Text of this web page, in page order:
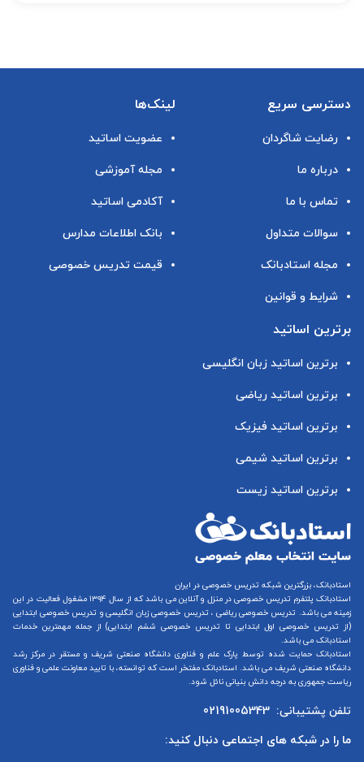
دسترسی سریع
رضایت شاگردان
درباره ما
تماس با ما
سوالات متداول
مجله استادبانک
شرایط و قوانین
لینک‌ها
عضویت اساتید
مجله آموزشی
آکادمی اساتید
بانک اطلاعات مدارس
قیمت تدریس خصوصی
برترین اساتید
برترین اساتید زبان انگلیسی
برترین اساتید ریاضی
برترین اساتید فیزیک
برترین اساتید شیمی
برترین اساتید زیست
استادبانک، بزرگترین شبکه تدریس خصوصی در ایران
استادبانک پلتفرم تدریس خصوصی در منزل و آنلاین
می باشد که از سال ۱۳۹۴ مشغول فعالیت در این
زمینه می باشد. تدریس خصوصی ریاضی ، تدریس خصوصی زبان انگلیسیو تدریس خصوصی ابتدایی
(از تدریس خصوصی اول ابتدایی تا تدریس خصوصی ششم ابتدایی) از جمله مهمترین خدمات
استادبانک می باشد.
استادبانک حمایت شده توسط پارک علم و فناوری دانشگاه صنعتی شریف و مستقر در مرکز رشد
دانشگاه صنعتی شریف می باشد. استادبانک مفتخر است که توانسته، با تایید معاونت علمی و فناوری
ریاست جمهوری به درجه دانش بنیانی نائل شود.
تلفن پشتیبانی: 02191005343
ما را در شبکه های اجتماعی دنبال کنید: